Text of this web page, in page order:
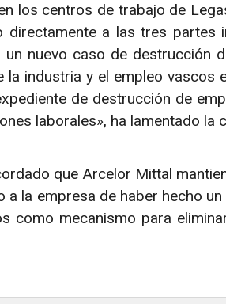
los centros de trabajo de
directamente a las tres partes
un nuevo caso de destrucción
la industria y el empleo
de destrucción de
laborales», ha lamentado la
que Arcelor Mittal
a la empresa de haber hecho
como mecanismo para